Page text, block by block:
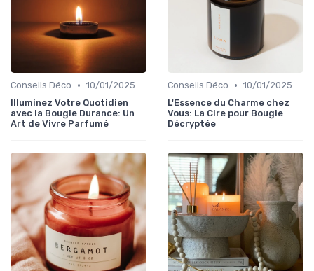
Conseils Déco • 10/01/2025
Illuminez Votre Quotidien
avec la Bougie Durance: Un
Art de Vivre Parfumé
Conseils Déco • 10/01/2025
L'Essence du Charme chez
Vous: La Cire pour Bougie
Décryptée